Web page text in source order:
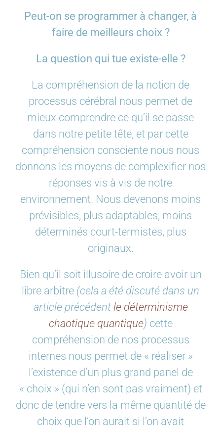
Peut-on se programmer à changer, à
faire de meilleurs choix ?
La question qui tue existe-elle ?
La compréhension de la notion de
processus cérébral nous permet de
mieux comprendre ce qu’il se passe
dans notre petite tête, et par cette
compréhension consciente nous nous
donnons les moyens de complexifier nos
réponses vis à vis de notre
environnement. Nous devenons moins
prévisibles, plus adaptables, moins
déterminés court-termistes, plus
originaux.
Bien qu’il soit illusoire de croire avoir un
libre arbitre (cela a été discuté dans un
article précédent le déterminisme
chaotique quantique) cette
compréhension de nos processus
internes nous permet de « réaliser »
l’existence d’un plus grand panel de
« choix » (qui n’en sont pas vraiment) et
donc de tendre vers la même quantité de
choix que l’on aurait si l’on avait